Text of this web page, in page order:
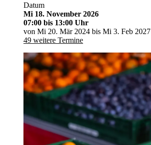
Datum
Mi 18. November 2026
07:00 bis 13:00 Uhr
von Mi 20. Mär 2024 bis Mi 3. Feb 2027
49 weitere Termine